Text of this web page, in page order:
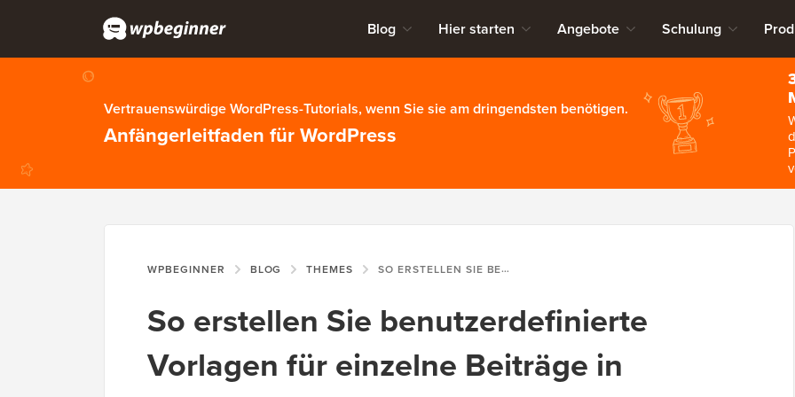
Blog Hier starten Angebote Schulung
Vertrauenswürdige WordPress-Tutorials, wenn Sie sie am dringendsten benötigen.
Anfängerleitfaden für WordPress
WPBEGINNER BLOG THEMES SO ERSTELLEN SIE BENUTZERDEFINIERTE VORLAGEN FÜR EINZELNE BEITRÄGE IN WORDPRESS
So erstellen Sie benutzerdefinierte
Vorlagen für einzelne Beiträge in